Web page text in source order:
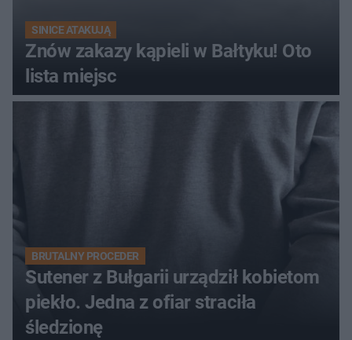
SINICE ATAKUJĄ
Znów zakazy kąpieli w Bałtyku! Oto
lista miejsc
BRUTALNY PROCEDER
Sutener z Bułgarii urządził kobietom
piekło. Jedna z ofiar straciła
śledzionę